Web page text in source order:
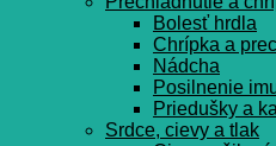
Bolesť hrdla
Chrípka a
Nádcha
Posilnenie
Priedušky a
Srdce, cievy a tlak